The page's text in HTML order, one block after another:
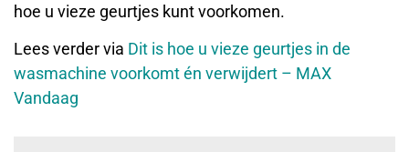
hoe u vieze geurtjes kunt voorkomen.
Lees verder via Dit is hoe u vieze geurtjes in de
wasmachine voorkomt én verwijdert – MAX
Vandaag